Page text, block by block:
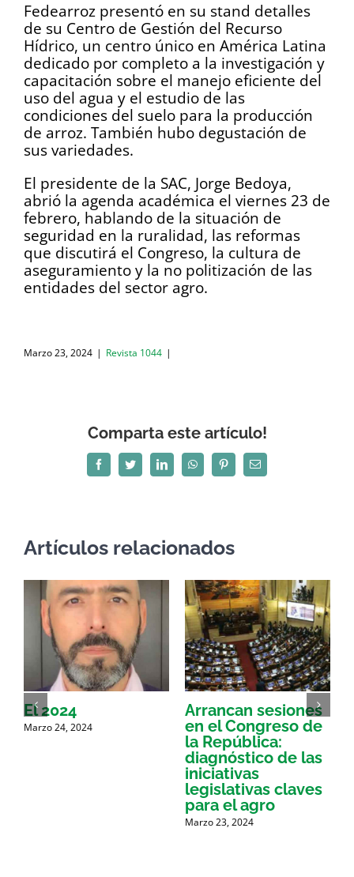
Fedearroz presentó en su stand detalles
de su Centro de Gestión del Recurso
Hídrico, un centro único en América Latina
dedicado por completo a la investigación y
capacitación sobre el manejo eficiente del
uso del agua y el estudio de las
condiciones del suelo para la producción
de arroz. También hubo degustación de
sus variedades.
El presidente de la SAC, Jorge Bedoya,
abrió la agenda académica el viernes 23 de
febrero, hablando de la situación de
seguridad en la ruralidad, las reformas
que discutirá el Congreso, la cultura de
aseguramiento y la no politización de las
entidades del sector agro.
Marzo 23, 2024 | Revista 1044 |
Comparta este artículo!
FacebookTwitterLinkedInWhatsAppPinterestCorreo
electrónico
Artículos relacionados
El 2024
Marzo 24, 2024
Arrancan sesiones
en el Congreso de
la República:
diagnóstico de las
iniciativas
legislativas claves
para el agro
Marzo 23, 2024